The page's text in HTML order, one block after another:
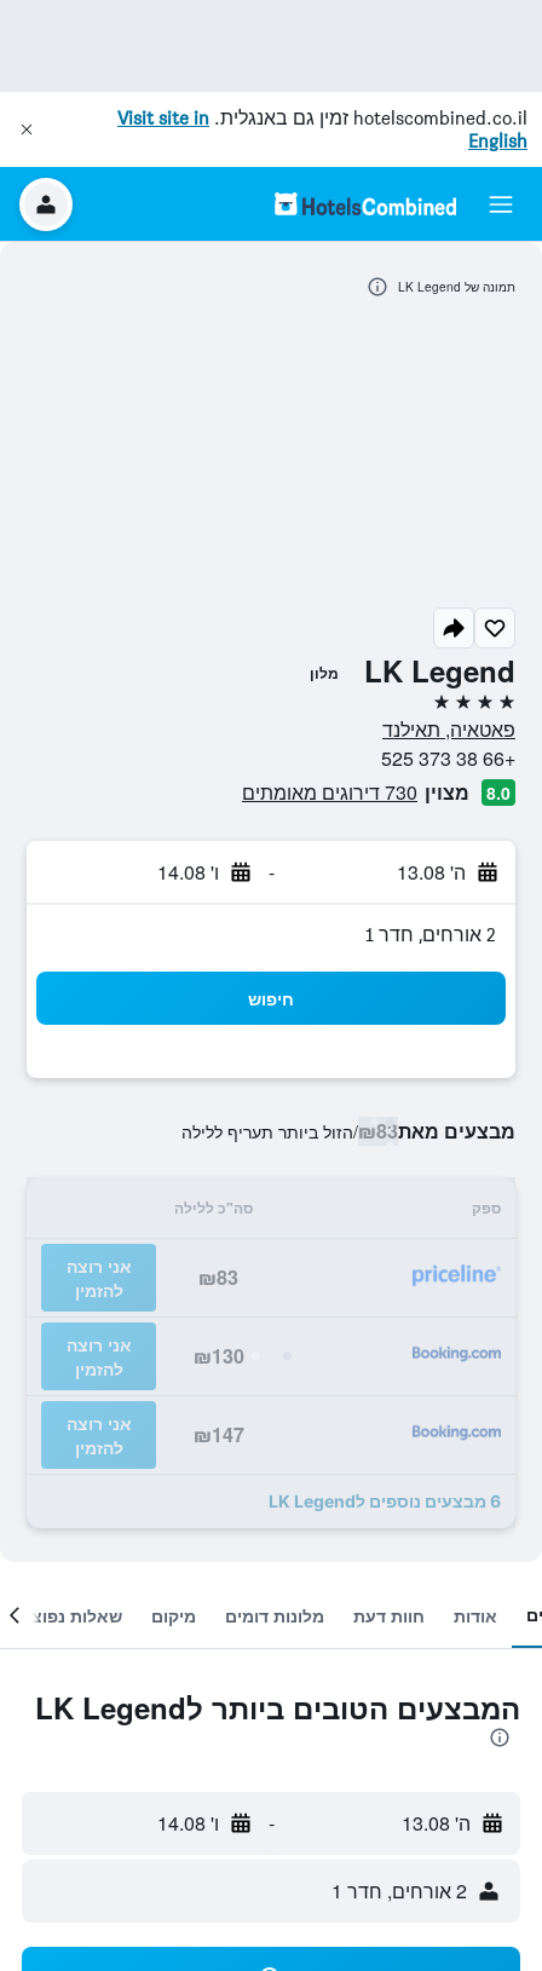
hotelscombined.co.il זמין גם באנגלית. Visit site in
English
LK Legend מלון
4 כוכבים
פאטאיה, תאילנד
+66 38 373 525
8.0 מצוין 730 דירוגים מאומתים
ה' 13.08 - ו' 14.08
2 אורחים, חדר 1
חיפוש
מבצעים מאת₪83
/הזול ביותר תעריף ללילה
ספק סה"כ ללילה
₪83
אני רוצה
להזמין
₪130
אני רוצה
להזמין
₪147
אני רוצה
להזמין
6 מבצעים נוספים לLK Legend
תמונה של LK Legend
אודות חוות דעת מלונות דומים מיקום שאלות נפוצות
המבצעים הטובים ביותר לLK Legend
ה' 13.08 - ו' 14.08
2 אורחים, חדר 1